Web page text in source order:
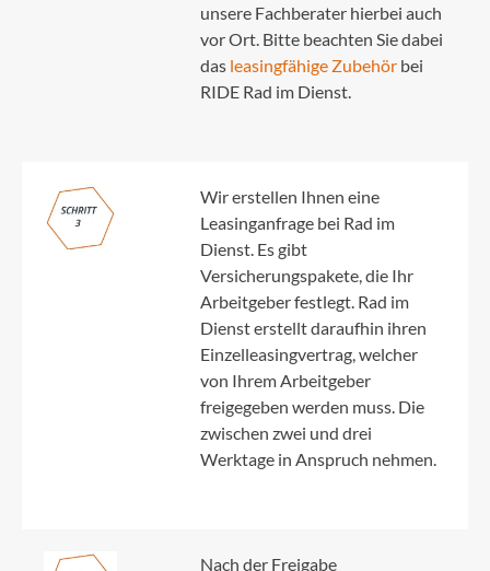
unsere Fachberater hierbei auch
vor Ort. Bitte beachten Sie dabei
das leasingfähige Zubehörbei
RIDE Rad im Dienst.
Wir erstellen Ihnen eine
Leasinganfrage bei Rad im
Dienst. Es gibt
Versicherungspakete, die Ihr
Arbeitgeber festlegt. Rad im
Dienst erstellt daraufhin ihren
Einzelleasingvertrag, welcher
von Ihrem Arbeitgeber
freigegeben werden muss. Die
zwischen zwei und drei
Werktage in Anspruch nehmen.
Nach der Freigabe